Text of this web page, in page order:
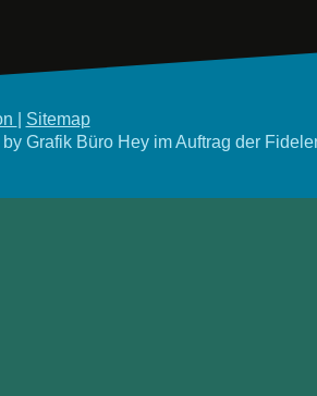
Sitemap
Grafik Büro Hey im Auftrag der